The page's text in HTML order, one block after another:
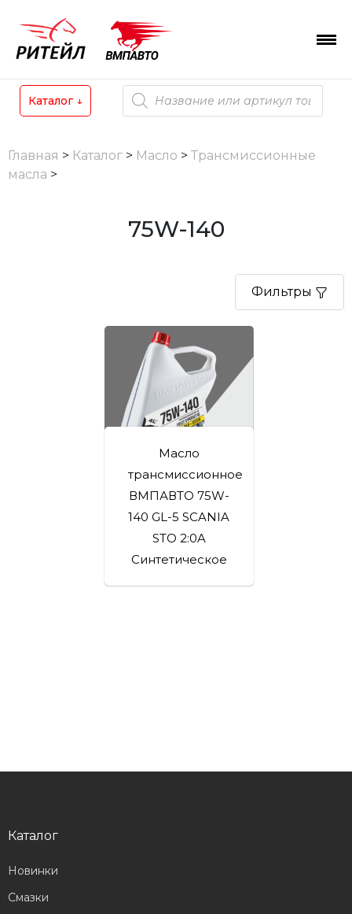
Skip
content
Каталог ↓
Поиск
товаров
Главная > Каталог > Масло > Трансмиссионные
масла >
75W-140
Фильтры
Масло
трансмиссионное
ВМПАВТО 75W-
140 GL-5 SCANIA
STO 2:0A
Синтетическое
Каталог
Новинки
Смазки